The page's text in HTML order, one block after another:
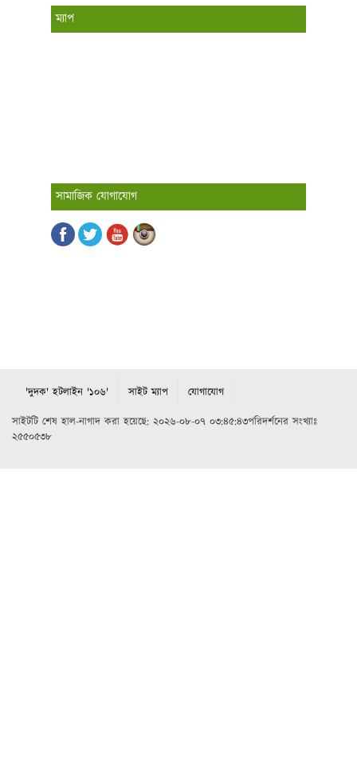
ম্যাপ
সামাজিক যোগাযোগ
'দুদক' হটলাইন '১০৬' সাইট ম্যাপ যোগাযোগ
সাইটটি শেষ হাল-নাগাদ করা হয়েছে: ২০২৬-০৮-০৭ ০৩:৪৫:৪৩পরিদর্শনের সংখ্যাঃ
২৫৫০৫৩৮